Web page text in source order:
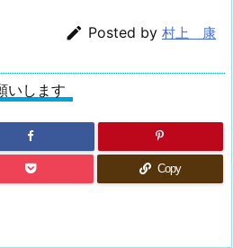
 Posted by 村上 康
いします
Copy